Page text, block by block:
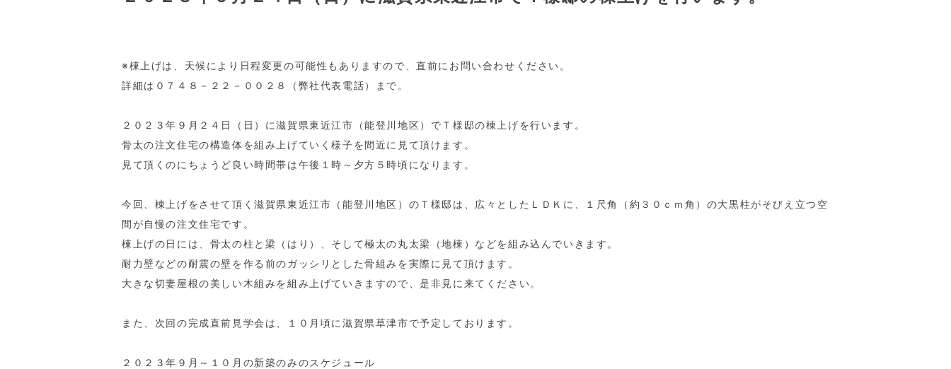
※棟上げは、天候により日程変更の可能性もありますので、直前にお問い合わせください。
詳細は０７４８－２２－００２８（弊社代表電話）まで。
２０２３年９月２４日（日）に滋賀県東近江市（能登川地区）でＴ様邸の棟上げを行います。
骨太の注文住宅の構造体を組み上げていく様子を間近に見て頂けます。
見て頂くのにちょうど良い時間帯は午後１時～夕方５時頃になります。
今回、棟上げをさせて頂く滋賀県東近江市（能登川地区）のＴ様邸は、広々としたＬＤＫに、１尺角（約３０ｃｍ角）の大黒柱がそびえ立つ空
間が自慢の注文住宅です。
棟上げの日には、骨太の柱と梁（はり）、そして極太の丸太梁（地棟）などを組み込んでいきます。
耐力壁などの耐震の壁を作る前のガッシリとした骨組みを実際に見て頂けます。
大きな切妻屋根の美しい木組みを組み上げていきますので、是非見に来てください。
また、次回の完成直前見学会は、１０月頃に滋賀県草津市で予定しております。
２０２３年９月～１０月の新築のみのスケジュール